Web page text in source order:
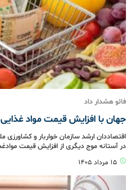
فائو هشدار داد
جهان با افزایش قیمت مواد
اقتصاددان ارشد سازمان خواربار و کشاورزی
در آستانه موج دیگری از افزایش قیمت
۱۵ مرداد ۱۴۰۵